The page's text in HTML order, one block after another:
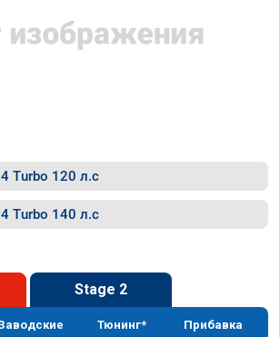
Turbo 120 л.с
Turbo 140 л.с
Stage 2
Тюнинг* Прибавка